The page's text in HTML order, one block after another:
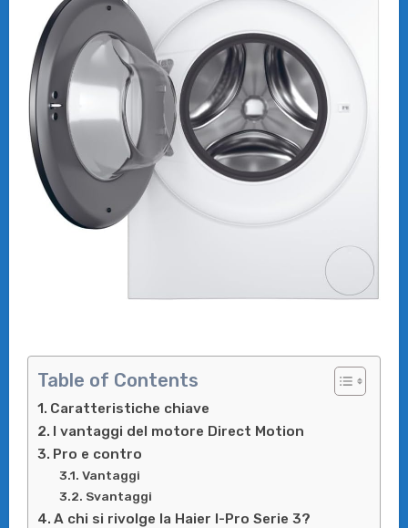
Table of Contents
Caratteristiche chiave
I vantaggi del motore Direct Motion
Pro e contro
Vantaggi
Svantaggi
A chi si rivolge la Haier I-Pro Serie 3?